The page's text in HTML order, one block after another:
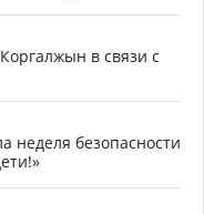
в связи с
неделя безопасности